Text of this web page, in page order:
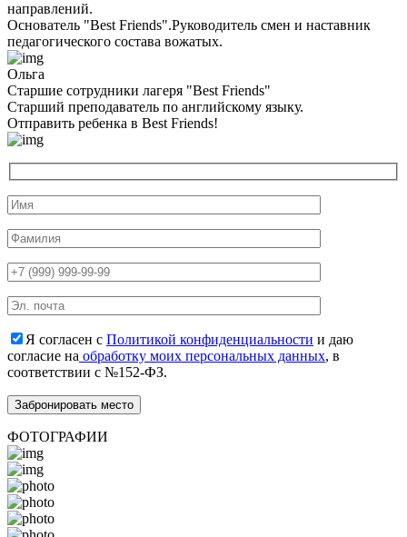
направлений.
Основатель "Best Friends".Руководитель смен и наставник
педагогического состава вожатых.
Ольга
Старшие сотрудники лагеря "Best Friends"
Cтарший преподаватель по английскому языку.
Отправить ребенка в Best Friends!
Я согласен с Политикой конфиденциальности и даю
согласие на обработку моих персональных данных, в
соответствии с №152-ФЗ.
ФОТОГРАФИИ